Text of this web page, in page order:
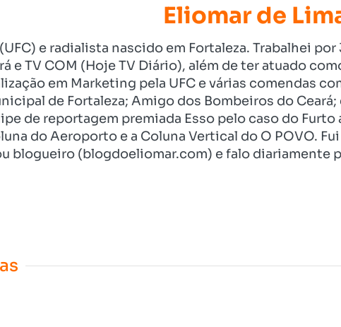
Eliomar de
e radialista nascido em Fortaleza. Trabalhei
e TV COM (Hoje TV Diário), além de ter atuado
em Marketing pela UFC e várias comendas
de Fortaleza; Amigo dos Bombeiros do
de reportagem premiada Esso pelo caso do Furto
do Aeroporto e a Coluna Vertical do O POVO.
blogueiro (blogdoeliomar.com) e falo diariamente